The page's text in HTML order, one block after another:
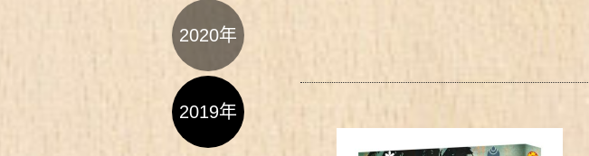
2020年
2019年